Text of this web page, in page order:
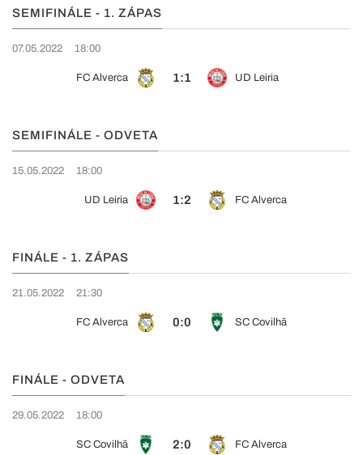
SEMIFINÁLE - 1. ZÁPAS
07.05.2022 18:00
FC Alverca 1:1 UD Leiria
SEMIFINÁLE - ODVETA
15.05.2022 18:00
UD Leiria 1:2 FC Alverca
FINÁLE - 1. ZÁPAS
21.05.2022 21:30
FC Alverca 0:0 SC Covilhã
FINÁLE - ODVETA
29.05.2022 18:00
SC Covilhã 2:0 FC Alverca